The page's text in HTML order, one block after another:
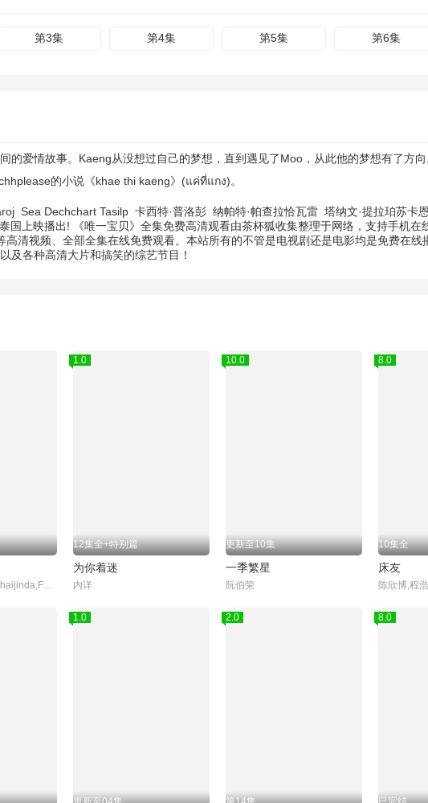
第3集 第4集 第5集 第6集
爱情故事。Kaeng从没想过自己的梦想，直到遇见了Moo，从此他的梦想有了方
的小说《khae thi kaeng》(แค่ที่แกง)。
Sea Dechchart Tasilp 卡西特·普洛彭 纳帕特·帕查拉恰瓦雷 塔纳文·提拉珀苏卡恩
国上映播出! 《唯一宝贝》全集免费高清观看由茶杯狐收集整理于网络，支持手机
清视频、全部全集在线免费观看。本站所有的不管是电视剧还是电影均是免费在
及各种高清大片和搞笑的综艺节目！
Peat,Wasuthorn,Chaijinda,Fort,Thitipong,Sengngai,Boss,Chaikamon,Sermsongwittaya,Noeul,Nuttarat,Tangwai,Act,Tanachai,Kulcharoentanachot,奇萨努蓬·邦马尼,James,Pongsapak,Rachaporn,Chai,Supakit,Puth,Chaya,Seng,S
1.0
12集全+特别篇
为你着迷
内详
10.0
更新至10集
一季繁星
阮伯荣
8.0
10集全
床友
1.0 2.0 8.0